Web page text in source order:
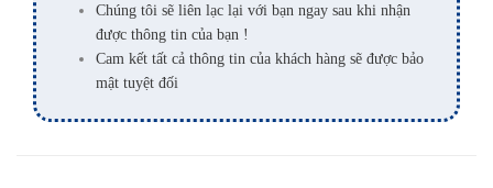
Chúng tôi sẽ liên lạc lại với bạn ngay sau khi nhận
được thông tin của bạn !
Cam kết tất cả thông tin của khách hàng sẽ được bảo
mật tuyệt đối